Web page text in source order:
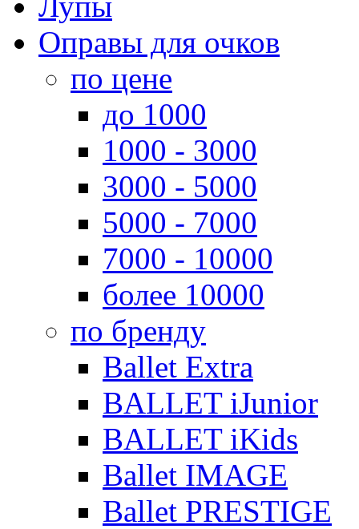
Оправы для очков
по цене
до 1000
1000 - 3000
3000 - 5000
5000 - 7000
7000 - 10000
более 10000
по бренду
Ballet Extra
BALLET iJunior
BALLET iKids
Ballet IMAGE
Ballet PRESTIGE